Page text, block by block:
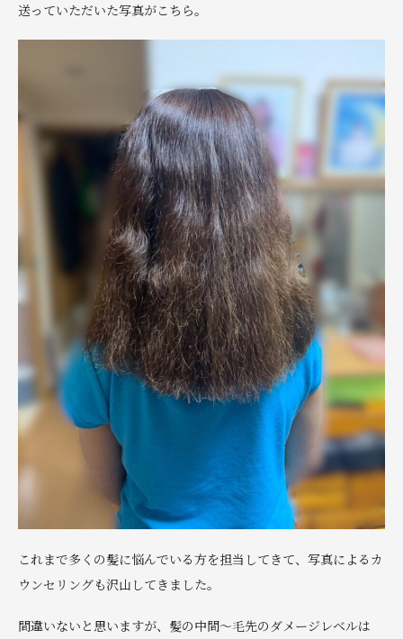
送っていただいた写真がこちら。
これまで多くの髪に悩んでいる方を担当してきて、写真によるカ
ウンセリングも沢山してきました。
間違いないと思いますが、髪の中間〜毛先のダメージレベルは